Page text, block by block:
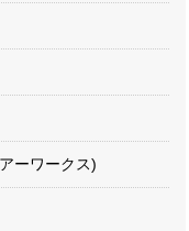
ーワークス)